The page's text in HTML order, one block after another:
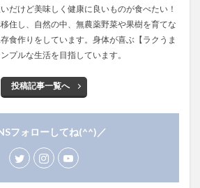
だけど美味しく健康に良いものが食べたい！
住し、自然の中、無農薬野菜や果樹を育てな
食作りをしています。身体が喜ぶ【ラクうま
プルな生活を目指しています。
投稿記事一覧へ
フォローしてね(^^)／